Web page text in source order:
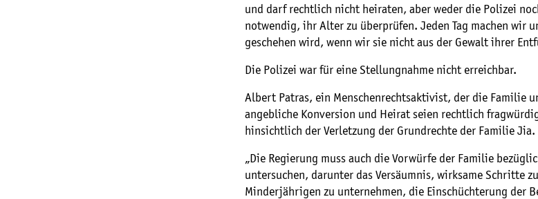
und darf rechtlich nicht heiraten, aber weder die Polizei
notwendig, ihr Alter zu überprüfen. Jeden Tag machen wir
geschehen wird, wenn wir sie nicht aus der Gewalt ihrer
Die Polizei war für eine Stellungnahme nicht erreichbar.
Albert Patras, ein Menschenrechtsaktivist, der die Familie
angebliche Konversion und Heirat seien rechtlich
hinsichtlich der Verletzung der Grundrechte der Familie Jia.
„Die Regierung muss auch die Vorwürfe der Familie
untersuchen, darunter das Versäumnis, wirksame Schritte
Minderjährigen zu unternehmen, die Einschüchterung der